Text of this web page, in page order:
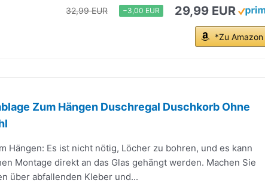
32,99 EUR −3,00 EUR 29,99 EUR
*Zu Amazon
Zum Hängen Duschregal Duschkorb Ohne
Hängen: Es ist nicht nötig, Löcher zu bohren, und es kann
Montage direkt an das Glas gehängt werden. Machen Sie
über abfallenden Kleber und...